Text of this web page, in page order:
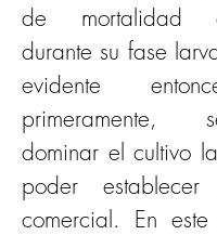
de mortalidad
durante su fase
evidente
dominar el cultivo
poder
comercial. En